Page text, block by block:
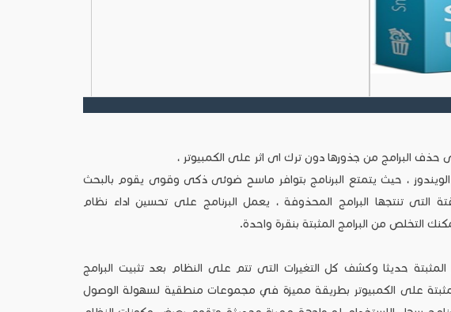
حذف البرامج من جذورها دون ترك اى اثر على الكمبيوتر ،
، حيث يتمتع البرنامج بتوافر ماسح ضوئى ذكى وقوى يقوم بالبحث
التى تنتجها البرامج المحذوفة ، يعمل البرنامج على تحسين اداء نظام
التخلص من البرامج المثبتة بنقرة واحدة.
المثبتة حديثا وكشف كل التغيرات التى تتم على النظام بعد تثبيت البرامج
على الكمبيوتر بطريقة مميزة في مجموعات منطقية لسهولة الوصول